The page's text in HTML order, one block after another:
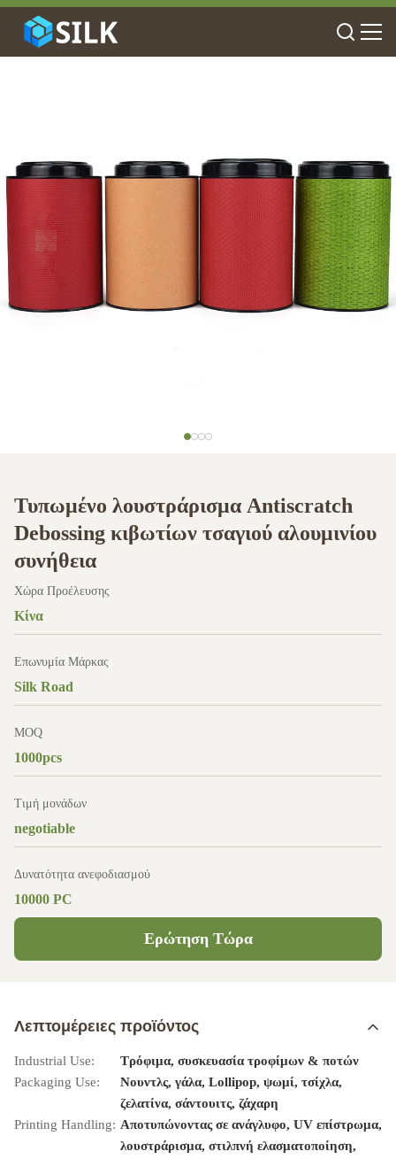
Τυπωμένο λουστράρισμα Antiscratch
Debossing κιβωτίων τσαγιού αλουμινίου
συνήθεια
Χώρα Προέλευσης
Κίνα
Επωνυμία Μάρκας
Silk Road
MOQ
1000pcs
Τιμή μονάδων
negotiable
Δυνατότητα ανεφοδιασμού
10000 PC
Ερώτηση Τώρα
Λεπτομέρειες προϊόντος
Industrial Use:
Τρόφιμα, συσκευασία τροφίμων & ποτών
Packaging Use:
Νουντλς, γάλα, Lollipop, ψωμί, τσίχλα,
ζελατίνα, σάντουιτς, ζάχαρη
Printing Handling: Αποτυπώνοντας σε ανάγλυφο, UV επίστρωμα,
λουστράρισμα, στιλπνή ελασματοποίηση,